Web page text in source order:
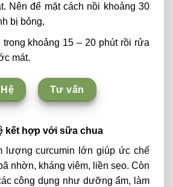
Nên để mặt cách nồi khoảng 30
bị bỏng,
khoảng 15 – 20 phút rồi rửa
mát.
Tư vấn
kết hợp với sữa chua
lượng curcumin lớn giúp ức chế
nhờn, kháng viêm, liền sẹo. Còn
công dụng như dưỡng ẩm, làm